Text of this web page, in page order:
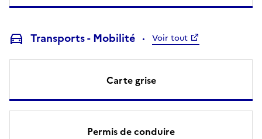
Transports - Mobilité Voir tout
Carte grise
Permis de conduire